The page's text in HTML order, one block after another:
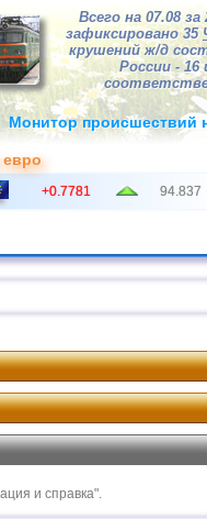
Всего на 07.08 за
зафиксировано 35
крушений ж/д
России - 16
Монитор происшествий
евро
+0.7781 94.837
и справка".